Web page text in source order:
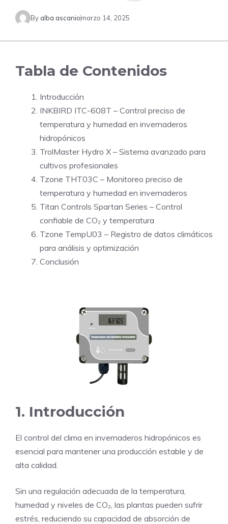
By alba ascaniomarzo 14, 2025
Tabla de Contenidos
Introducción
INKBIRD ITC-608T – Control preciso de
temperatura y humedad en invernaderos
hidropónicos
TrolMaster Hydro X – Sistema avanzado para
cultivos profesionales
Tzone THT03C – Monitoreo preciso de
temperatura y humedad en invernaderos
Titan Controls Spartan Series – Control
confiable de CO₂ y temperatura
Tzone TempU03 – Registro de datos climáticos
para análisis y optimización
Conclusión
1. Introducción
El control del clima en invernaderos hidropónicos es
esencial para mantener una producción estable y de
alta calidad.
Sin una regulación adecuada de la temperatura,
humedad y niveles de CO₂, las plantas pueden sufrir
estrés, reduciendo su capacidad de absorción de